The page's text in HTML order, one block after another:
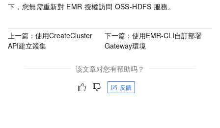
下，您無需重新對 EMR 授權訪問 OSS-HDFS 服務。
上一篇： 使用CreateCluster
API建立叢集
下一篇：使用EMR-CLI自訂部署
Gateway環境
该文章对您有帮助吗？
反饋